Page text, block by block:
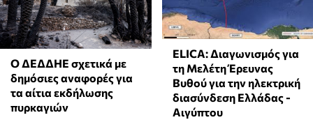
Ο ΔΕΔΔΗΕ σχετικά με
δημόσιες αναφορές για
τα αίτια εκδήλωσης
πυρκαγιών
ELICA: Διαγωνισμός για
τη Μελέτη Έρευνας
Βυθού για την ηλεκτρική
διασύνδεση Ελλάδας -
Αιγύπτου